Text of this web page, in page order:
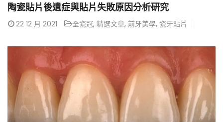
陶瓷貼片後遺症與貼片失敗原因分析研究
22 12 月 2021 全瓷冠, 精選文章, 前牙美學, 瓷牙貼片